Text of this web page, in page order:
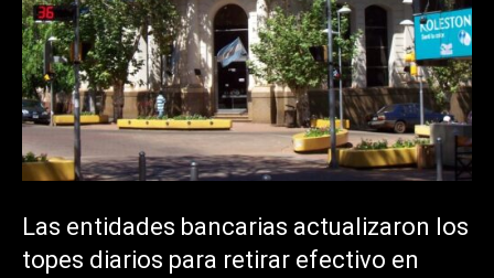
Las entidades bancarias actualizaron los
topes diarios para retirar efectivo en